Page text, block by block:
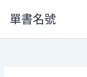
要
單書名號